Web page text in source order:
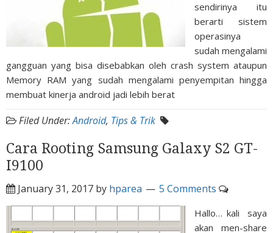
sendirinya itu
berarti sistem
operasinya
sudah mengalami
gangguan yang bisa disebabkan oleh crash system ataupun
Memory RAM yang sudah mengalami penyempitan hingga
membuat kinerja android jadi lebih berat
Filed Under:Android, Tips & Trik
Cara Rooting Samsung Galaxy S2 GT-
I9100
January 31, 2017 by hparea 5 Comments
Hallo… kali saya
akan men-share